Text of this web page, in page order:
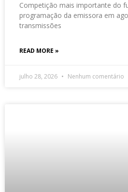
Competição mais importante do
programação da emissora em
transmissões
READ MORE »
julho 28, 2026 Nenhum comentário